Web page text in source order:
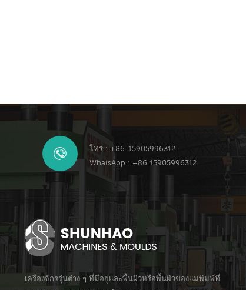
โทร : +86-15905996312
WhatsApp : +86 15905996312
เครื่องจักรรุ่นต่าง ๆ ที่มีอยู่และพื้นผิวหรือพื้นผิวของแม่พิมพ์ที่